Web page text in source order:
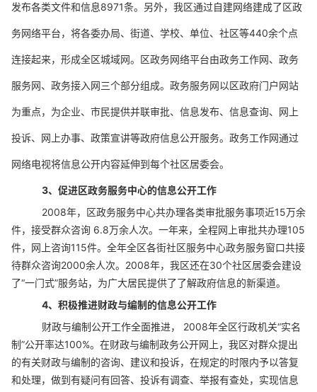
发布各类文件和信息8971条。另外，我区通过自建网络建成了区政
务网络平台，将各委办局、街道、学校、单位、社区等440余个点
连接起来，形成全区城域网。区政务网络平台由政务工作网、政务
服务网、政务接入网三个部分组成。政务服务网以区政府门户网站
为重点，为企业、市民提供并联审批、信息发布、信息查询、网上
投诉、网上办事、政策宣讲等政府信息公开服务。政务工作网通过
网络电视将信息公开内容延伸到每个社区居委会。
3、促进区政务服务中心的信息公开工作
2008年， 区政务服务中心共办理各类审批服务事项近15万余
件，接受群众咨询 6.8万余人次。一年来，全程网上审批共办理105
件，网上咨询115件。全年全区各街社区服务中心政务服务窗口共接
待群众咨询2000余人次。 2008年，我区还在30个社区居委会建设
了“一门式”服务站，为广大居民提供了了解政府信息的新渠道。
4、积极推进财政与编制的信息公开工作
财政与编制公开工作全面推进，
2008年全区行政机关“实名
制”公开率达100%。在财政与编制政务公开网上，我区对群众提出
的有关财政与编制的咨询、建议和投诉，在规定的时限内予以答复
和处理，做到有疑问有回答、投诉有调查、举报有查处，实现信息